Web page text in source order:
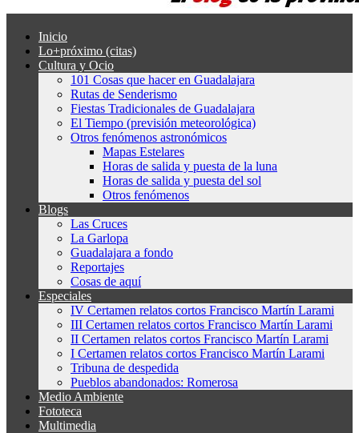
Inicio
Lo+próximo (citas)
Cultura y Ocio
101 Cosas que hacer en Guadalajara
Rutas de Senderismo
Fiestas Tradicionales de Guadalajara
El Tiempo (previsión meteorológica)
Otros fenómenos astronómicos
Mapas Estelares
Horas de salida y puesta de la luna
Horas de salida y puesta del sol
Otros fenómenos
Blogs
Las Cruces
La Garlopa
Guadalajara a fondo
Reportajes
Cosas de aquí
Especiales
IV Certamen relatos cortos Francisco Martín Larami
III Certamen relatos cortos Francisco Martín Larami
II Certamen relatos cortos Francisco Martín Larami
I Certamen relatos cortos Francisco Martín Larami
Tribuna de despedida
Pueblos abandonados: Romerosa
Medio Ambiente
Fototeca
Multimedia